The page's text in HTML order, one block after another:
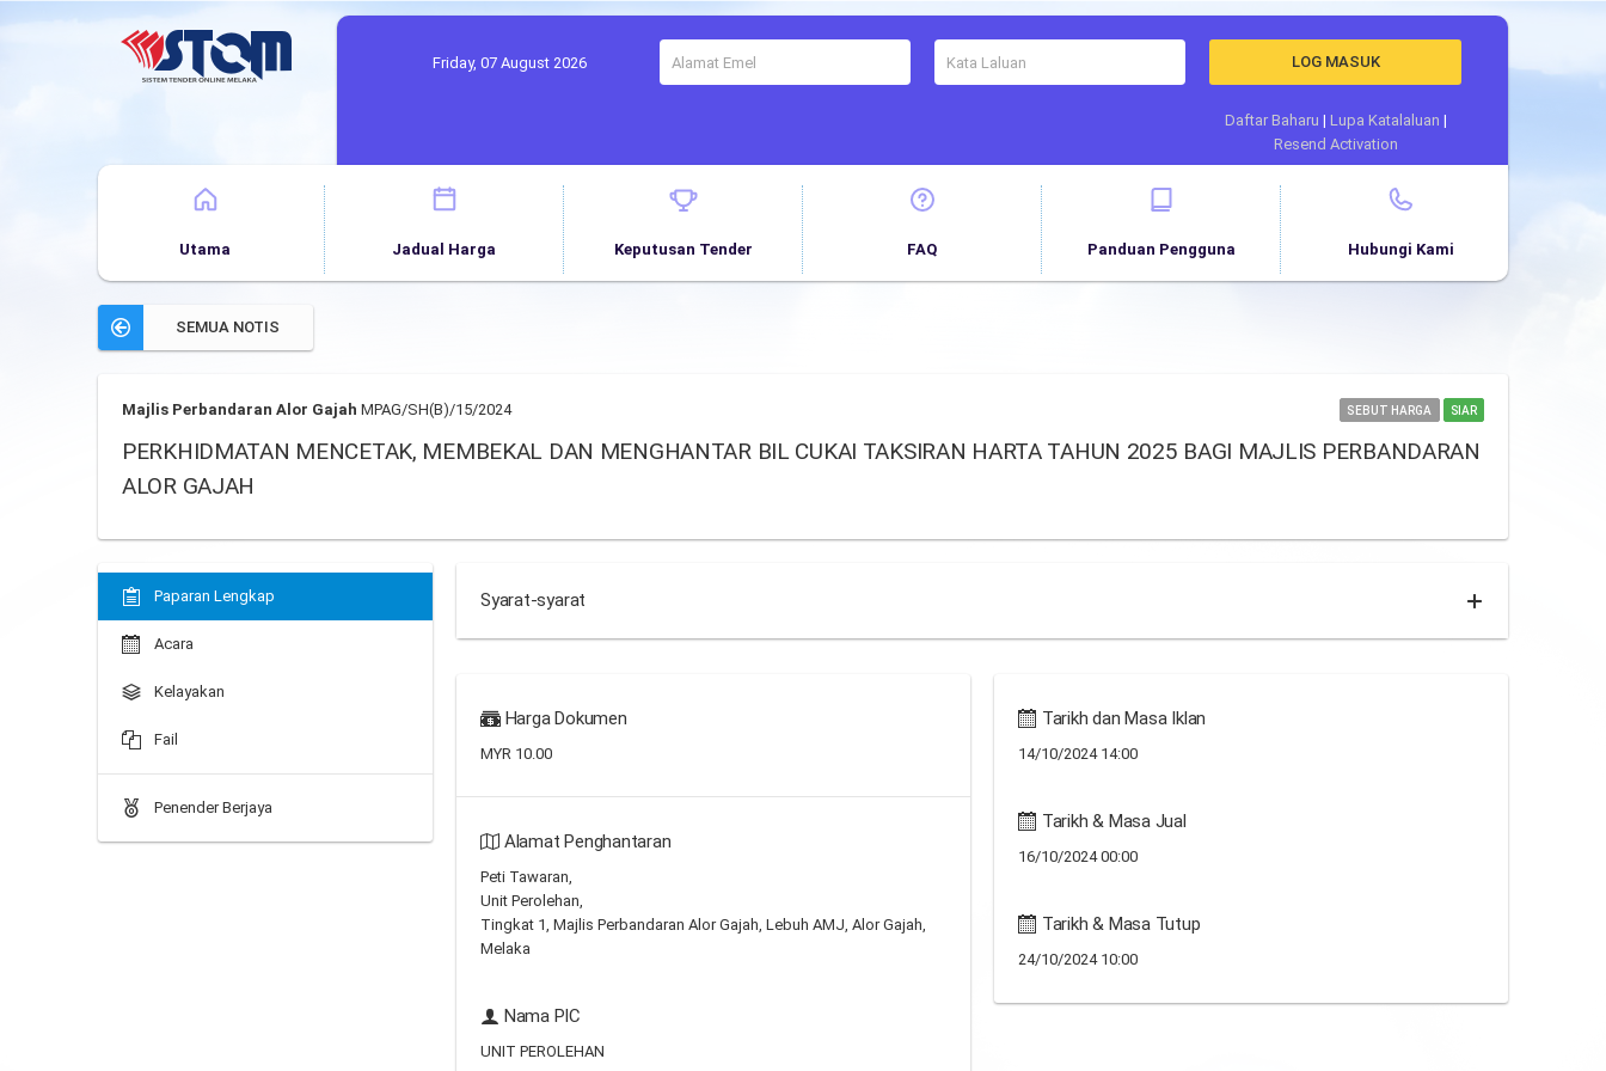
Friday, 07 August 2026 LOG MASUK
Daftar Baharu | Lupa Katalaluan |
Resend Activation
Utama Jadual Harga Keputusan Tender FAQ Panduan Pengguna Hubungi Kami
SEMUA NOTIS
Majlis Perbandaran Alor Gajah MPAG/SH(B)/15/2024 SEBUT HARGA SIAR
PERKHIDMATAN MENCETAK, MEMBEKAL DAN MENGHANTAR BIL CUKAI TAKSIRAN HARTA TAHUN 2025 BAGI MAJLIS PERBANDARAN
ALOR GAJAH
Paparan Lengkap
Acara
Kelayakan
Fail
Penender Berjaya
Syarat-syarat
Harga Dokumen
MYR 10.00
Alamat Penghantaran
Peti Tawaran,
Unit Perolehan,
Tingkat 1, Majlis Perbandaran Alor Gajah, Lebuh AMJ, Alor Gajah,
Melaka
Nama PIC
UNIT PEROLEHAN
Tarikh dan Masa Iklan
14/10/2024 14:00
Tarikh & Masa Jual
16/10/2024 00:00
Tarikh & Masa Tutup
24/10/2024 10:00